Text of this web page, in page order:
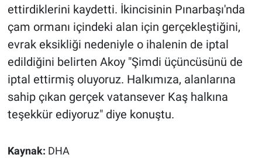
ettirdiklerini kaydetti. İkincisinin Pınarbaşı'nda
çam ormanı içindeki alan için gerçekleştiğini,
evrak eksikliği nedeniyle o ihalenin de iptal
edildiğini belirten Akoy "Şimdi üçüncüsünü de
iptal ettirmiş oluyoruz. Halkımıza, alanlarına
sahip çıkan gerçek vatansever Kaş halkına
teşekkür ediyoruz" diye konuştu.
Kaynak: DHA